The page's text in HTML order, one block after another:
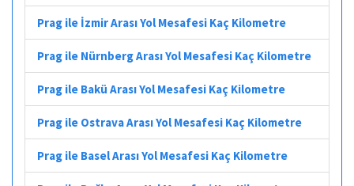
Prag ile İzmir Arası Yol Mesafesi Kaç Kilometre
Prag ile Nürnberg Arası Yol Mesafesi Kaç Kilometre
Prag ile Bakü Arası Yol Mesafesi Kaç Kilometre
Prag ile Ostrava Arası Yol Mesafesi Kaç Kilometre
Prag ile Basel Arası Yol Mesafesi Kaç Kilometre